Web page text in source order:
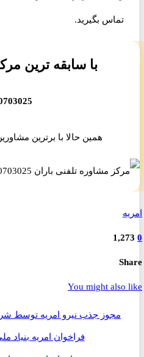
تماس بگیرید.
با سابقه ترین
70703025 021
همین حالا با برترین مشاورین
You might
مجوز جذب نیرو امریه توسط شرکت های خلاق
فراخوان امریه بنیاد ملی